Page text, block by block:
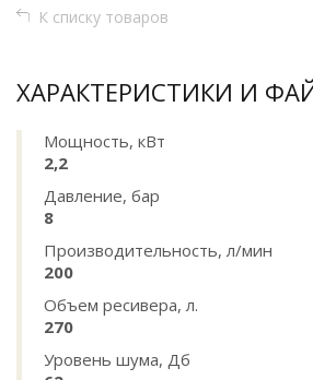
К списку товаров
ХАРАКТЕРИСТИКИ И
Мощность, кВт
2,2
Давление, бар
8
Производительность, л/мин
200
Объем ресивера, л.
270
Уровень шума, Дб